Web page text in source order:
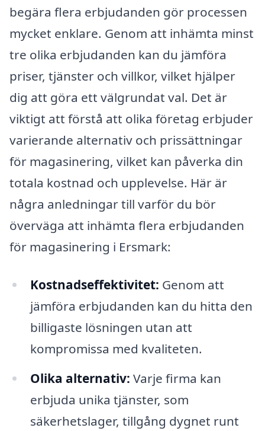
begära flera erbjudanden gör processen
mycket enklare. Genom att inhämta minst
tre olika erbjudanden kan du jämföra
priser, tjänster och villkor, vilket hjälper
dig att göra ett välgrundat val. Det är
viktigt att förstå att olika företag erbjuder
varierande alternativ och prissättningar
för magasinering, vilket kan påverka din
totala kostnad och upplevelse. Här är
några anledningar till varför du bör
överväga att inhämta flera erbjudanden
för magasinering i Ersmark:
Kostnadseffektivitet: Genom att
jämföra erbjudanden kan du hitta den
billigaste lösningen utan att
kompromissa med kvaliteten.
Olika alternativ: Varje firma kan
erbjuda unika tjänster, som
säkerhetslager, tillgång dygnet runt